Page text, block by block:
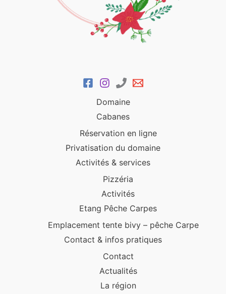
Domaine
Cabanes
Réservation en ligne
Privatisation du domaine
Activités & services
Pizzéria
Activités
Etang Pêche Carpes
Emplacement tente bivy – pêche Carpe
Contact & infos pratiques
Contact
Actualités
La région